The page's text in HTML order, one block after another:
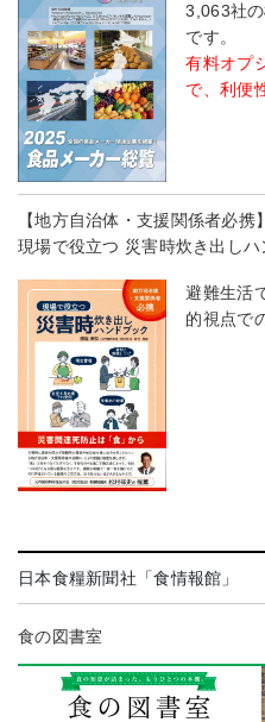
3,063社
です。
有料オプ
で、利便
【地方自治体・支援関係者必携】
現場で役立つ 災害時炊き出しハ
避難生活
的視点で
日本食糧新聞社「食情報館」
食の図書室